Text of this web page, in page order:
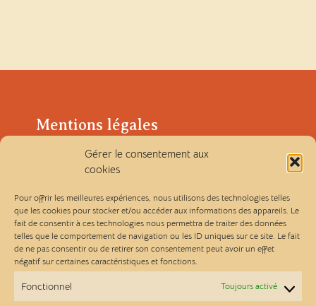
Gérer le consentement aux
cookies
Pour offrir les meilleures expériences, nous utilisons des technologies telles
que les cookies pour stocker et/ou accéder aux informations des appareils. Le
fait de consentir à ces technologies nous permettra de traiter des données
telles que le comportement de navigation ou les ID uniques sur ce site. Le fait
de ne pas consentir ou de retirer son consentement peut avoir un effet
négatif sur certaines caractéristiques et fonctions.
Fonctionnel Toujours activé
Mentions légales
Politique de confidentialité
Conditions générales de vente
Les Ateliers Linou